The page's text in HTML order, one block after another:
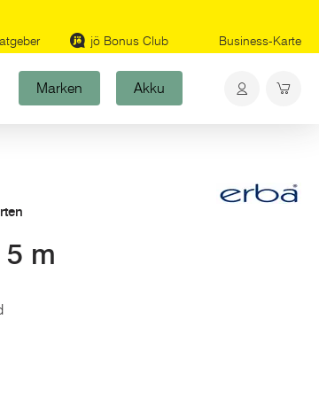
jö Bonus Club Business-Karte
Marken Akku
m